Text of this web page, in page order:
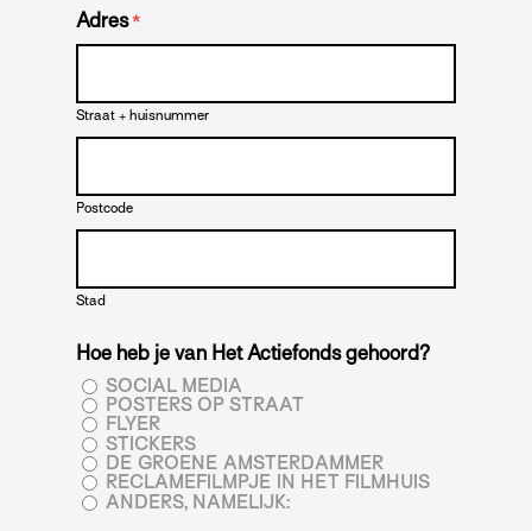
Adres *
Straat + huisnummer
Postcode
Stad
Hoe heb je van Het Actiefonds gehoord?
SOCIAL MEDIA
POSTERS OP STRAAT
FLYER
STICKERS
DE GROENE AMSTERDAMMER
RECLAMEFILMPJE IN HET FILMHUIS
ANDERS, NAMELIJK: